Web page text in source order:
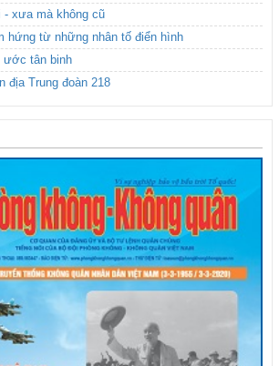
- xưa mà không cũ
hứng từ những nhân tố điển hình
ước tân binh
địa Trung đoàn 218